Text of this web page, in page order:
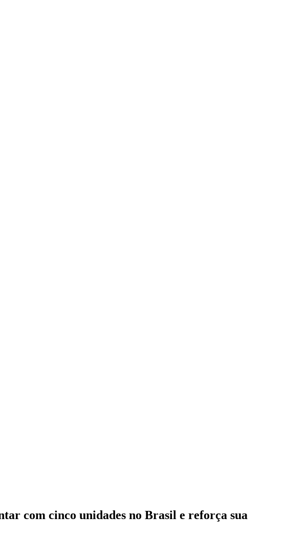
com cinco unidades no Brasil e reforça sua